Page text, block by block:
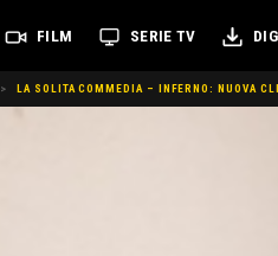
FILM SERIE TV
> LA SOLITA COMMEDIA – INFERNO: NUOVA